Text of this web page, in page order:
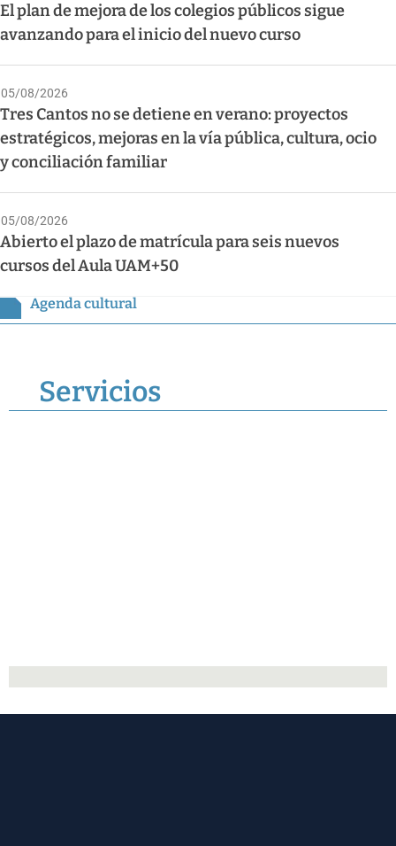
El plan de mejora de los colegios públicos sigue
avanzando para el inicio del nuevo curso
05/08/2026
Tres Cantos no se detiene en verano: proyectos
estratégicos, mejoras en la vía pública, cultura, ocio
y conciliación familiar
05/08/2026
Abierto el plazo de matrícula para seis nuevos
cursos del Aula UAM+50
Agenda cultural
Servicios